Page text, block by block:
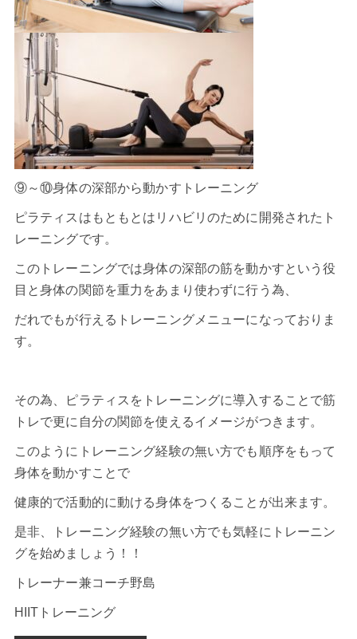
⑨～⑩身体の深部から動かすトレーニング
ピラティス はもともとはリハビリのために開発されたト
レーニングです。
このトレーニングでは身体の深部の筋を動かすという役
目と身体の関節を重力をあまり使わずに行う為、
だれでもが行えるトレーニングメニューになっておりま
す。
その為、 ピラティス をトレーニングに導入することで筋
トレで更に自分の関節を使えるイメージがつきます。
このようにトレーニング経験の無い方でも順序をもって
身体を動かすことで
健康的で活動的に動ける身体をつくることが出来ます。
是非、トレーニング経験の無い方でも気軽にトレーニン
グを始めましょう！！
トレーナー兼コーチ野島
HIITトレーニング